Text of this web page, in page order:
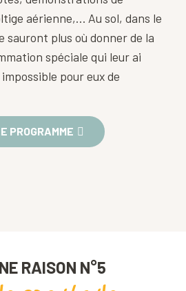
aérienne,… Au sol, dans le
plus où donner de la
spéciale qui leur ai
pour eux de
PROGRAMME
RAISON N°5